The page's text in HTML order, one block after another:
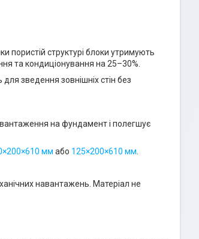
пористій структурі блоки утримують
та кондиціонування на 25–30%.
для зведення зовнішніх стін без
на фундамент і полегшує
мм або 125×200×610 мм
навантажень. Матеріал не